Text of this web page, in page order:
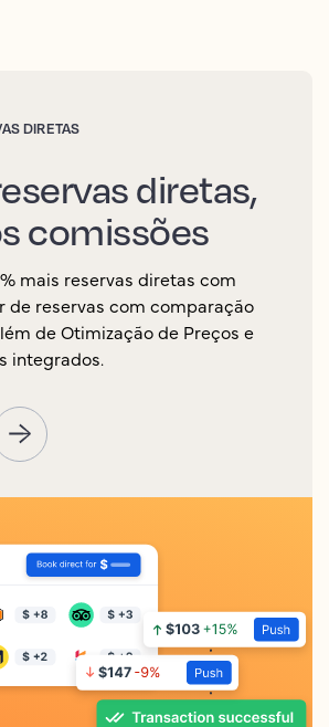
DIRETAS
diretas,
comissões
mais reservas diretas com
de reservas com comparação
de Otimização de Preços e
integrados.